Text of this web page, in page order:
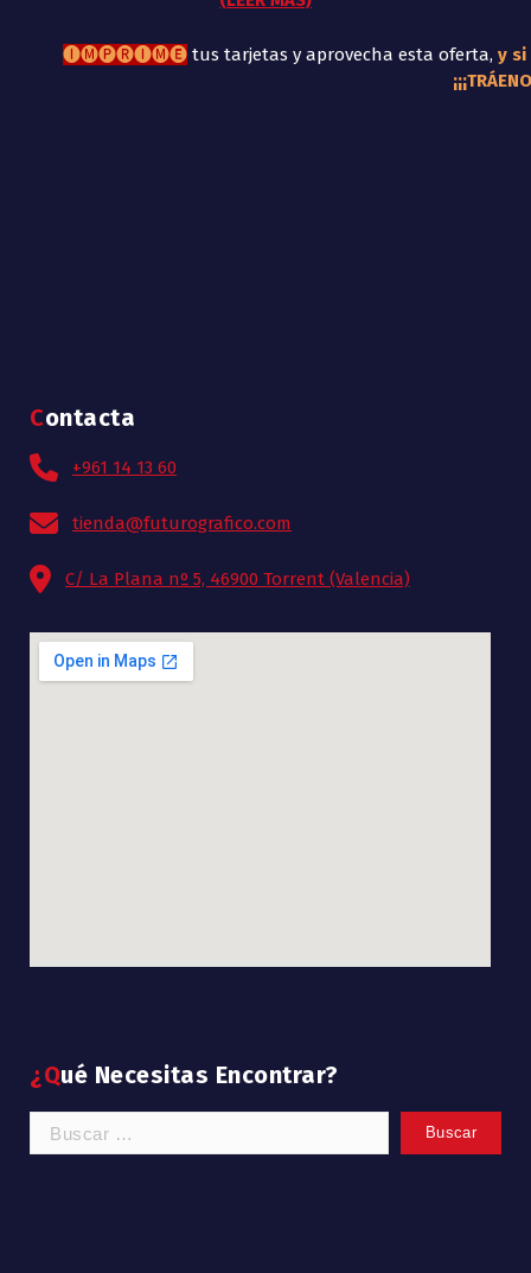
🅘🅜🅟🅡🅘🅜🅔tus tarjetas y aprovecha esta oferta, y
Contacta
+961 14 13 60
tienda@futurografico.com
C/ La Plana nº 5, 46900 Torrent (Valencia)
¿Qué Necesitas Encontrar?
Buscar: